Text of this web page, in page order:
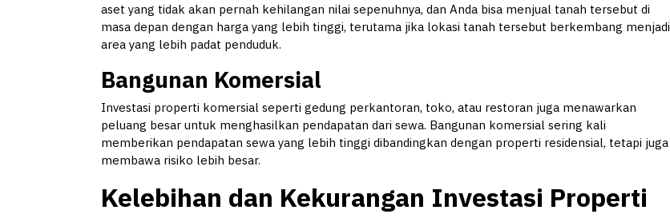
aset yang tidak akan pernah kehilangan nilai sepenuhnya, dan Anda bisa menjual tanah tersebut di
masa depan dengan harga yang lebih tinggi, terutama jika lokasi tanah tersebut berkembang menjadi
area yang lebih padat penduduk.
Bangunan Komersial
Investasi properti komersial seperti gedung perkantoran, toko, atau restoran juga menawarkan
peluang besar untuk menghasilkan pendapatan dari sewa. Bangunan komersial sering kali
memberikan pendapatan sewa yang lebih tinggi dibandingkan dengan properti residensial, tetapi juga
membawa risiko lebih besar.
Kelebihan dan Kekurangan Investasi Properti